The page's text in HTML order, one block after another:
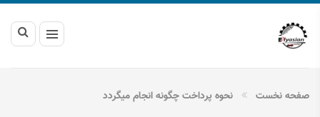
صفحه نخست نحوه پرداخت چگونه انجام میگردد